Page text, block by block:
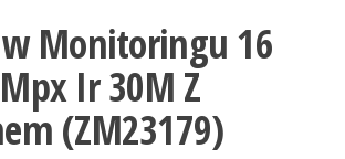
Monitoringu 16
Ir 30M Z
(ZM23179)